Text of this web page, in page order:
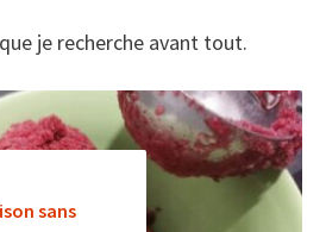
je recherche avant tout.
sans